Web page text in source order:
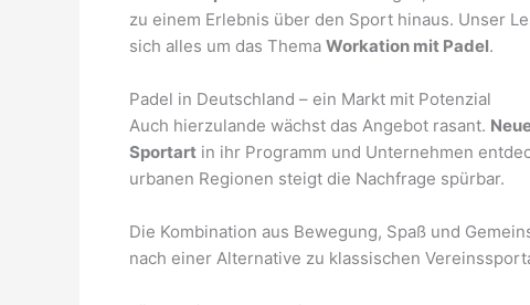
zu einem Erlebnis über den Sport hinaus. Unser
sich alles um das Thema Workation mit Padel.
Padel in Deutschland – ein Markt mit Potenzial
Auch hierzulande wächst das Angebot rasant.
Sportart in ihr Programm und Unternehmen
urbanen Regionen steigt die Nachfrage spürbar.
Die Kombination aus Bewegung, Spaß und
nach einer Alternative zu klassischen